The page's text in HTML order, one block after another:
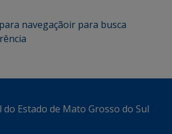
navegaçãoir para busca
Estado de Mato Grosso do Sul